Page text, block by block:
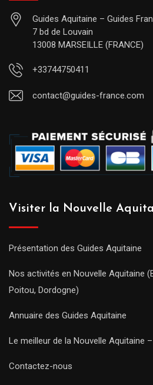
Guides Aquitaine – Guides
7 bd de Louvain
13008 MARSEILLE (FRANCE)
+33744750411
contact@guides-france.com
Visiter la Nouvelle
Présentation des Guides Aquitaine
Nos activités en Nouvelle Aquitaine
Poitou, Dordogne)
Annuaire des Guides Aquitaine
Le meilleur de la Nouvelle Aquitaine
Contactez-nous